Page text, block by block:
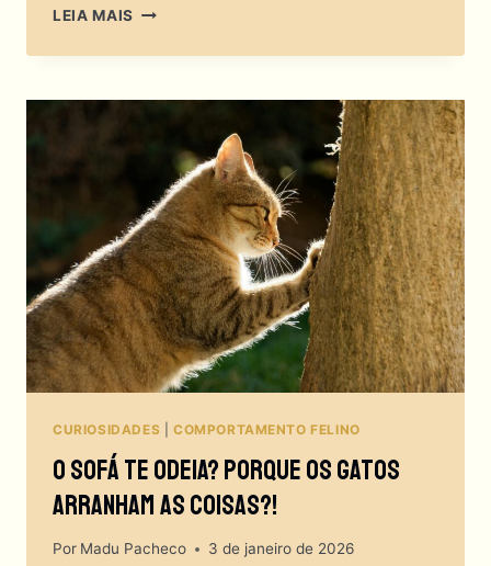
LEIA MAIS MILAGRE
DESCUBRA
RAÇAS
GATOS
SOLTAM
POUCO
PELO!
CURIOSIDADES COMPORTAMENTO FELINO
O Sofá Te Odeia? Porque Os Gatos
Arranham As Coisas?!
Por Madu Pacheco 3 de janeiro de 2026